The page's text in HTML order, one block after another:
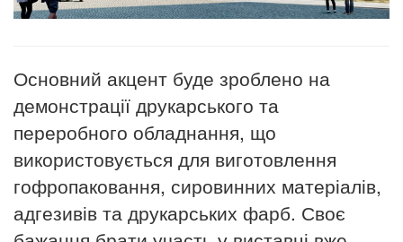
Основний акцент буде зроблено на
демонстрації друкарського та
переробного обладнання, що
використовується для виготовлення
гофропаковання, сировинних матеріалів,
адгезивів та друкарських фарб. Своє